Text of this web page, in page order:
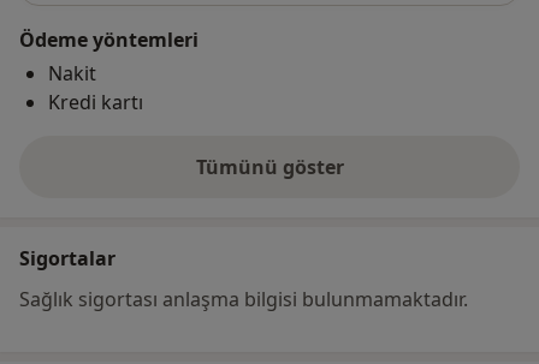
Ödeme yöntemleri
Nakit
Kredi kartı
Tümünü göster
adres hakkında
Sigortalar
Sağlık sigortası anlaşma bilgisi bulunmamaktadır.